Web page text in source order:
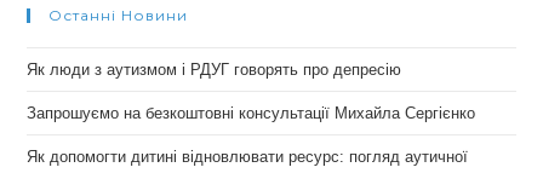
Останні Новини
Як люди з аутизмом і РДУГ говорять про депресію
Запрошуємо на безкоштовні консультації Михайла Сергієнко
Як допомогти дитині відновлювати ресурс: погляд аутичної